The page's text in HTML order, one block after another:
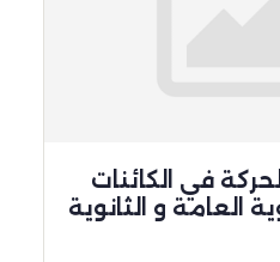
في الكائنات
العامة و الثانوية